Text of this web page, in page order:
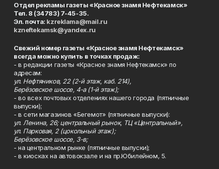
Отдел рекламы газеты «Красное знамя Нефтекамск»
Тел. 8 (34783) 7-45-35.
Эл. почта: kzreklama@mail.ru
kzneftekamsk@yandex.ru
Свежий номер газеты «Красное знамя Нефтекамск»
всегда можно купить в точках продаж:
- в редакции газеты «Красное знамя Нефтекамск» по
адресам:
ул. Нефтяников, 22 (2-й этаж, каб. 214),
Берёзовское шоссе, 4-а (1-й этаж);
- во всех почтовых отделениях нашего города (пятничные
выпуски);
- в сети магазинов «Бегемот» (пятничные выпуски):
ул. Ленина, 26; центральный рынок, ТЦ «Центральный»,
ул. Парковая, 2 (цокольный этаж);
Берёзовское шоссе, 3-в;
- на центральном рынке (пятничные выпуски);
- в киосках на автовокзале и на пр.Юбилейном, 5.